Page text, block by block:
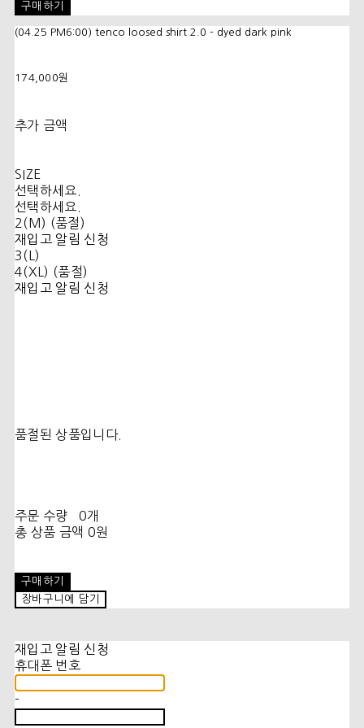
구매하기
(04.25 PM6:00) tenco loosed shirt 2.0 - dyed dark pink
174,000원
추가 금액
SIZE
선택하세요.
선택하세요.
2(M) (품절)
재입고 알림 신청
3(L)
4(XL) (품절)
재입고 알림 신청
품절된 상품입니다.
주문 수량
0개
총 상품 금액 0원
구매하기
장바구니에 담기
재입고 알림 신청
휴대폰 번호
-